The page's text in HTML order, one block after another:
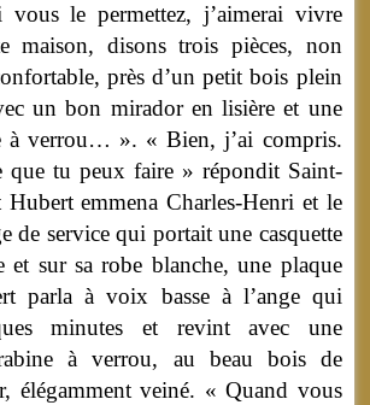
vous le permettez, j’aimerai vivre
maison, disons trois pièces, non
près d’un petit bois plein
un bon mirador en lisière et une
à verrou… ». « Bien, j’ai compris.
que tu peux faire » répondit Saint-
emmena Charles-Henri et le
de service qui portait une casquette
et sur sa robe blanche, une plaque
parla à voix basse à l’ange qui
minutes et revint avec une
à verrou, au beau bois de
élégamment veiné. « Quand vous